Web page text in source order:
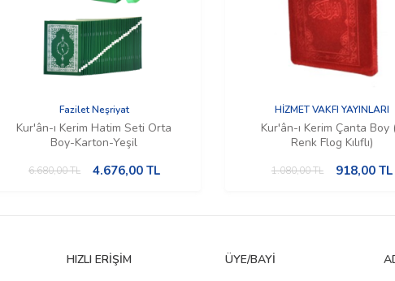
Fazilet Neşriyat
Kur'ân-ı Kerim Hatim Seti Orta
Boy-Karton-Yeşil
6.680,00TL 4.676,00TL
HİZMET VAKFI YAYINLARI
Kur'ân-ı Kerim Çanta Boy
Renk Flog Kılıflı)
1.080,00TL 918,00TL
HIZLI ERIŞIM ÜYE/BAYI